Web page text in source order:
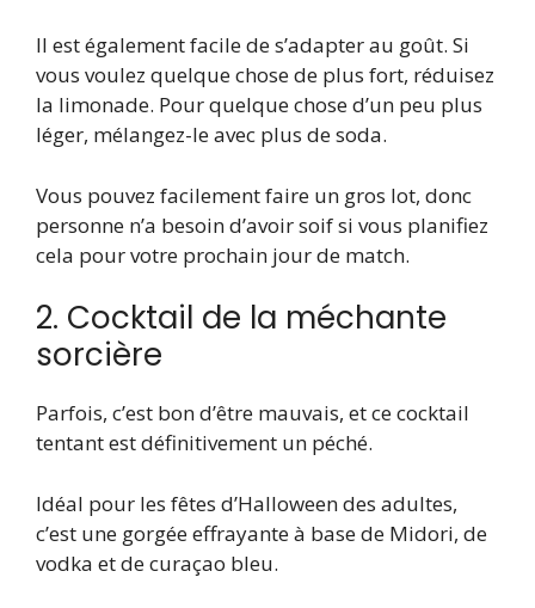
Il est également facile de s’adapter au goût. Si
vous voulez quelque chose de plus fort, réduisez
la limonade. Pour quelque chose d’un peu plus
léger, mélangez-le avec plus de soda.
Vous pouvez facilement faire un gros lot, donc
personne n’a besoin d’avoir soif si vous planifiez
cela pour votre prochain jour de match.
2. Cocktail de la méchante
sorcière
Parfois, c’est bon d’être mauvais, et ce cocktail
tentant est définitivement un péché.
Idéal pour les fêtes d’Halloween des adultes,
c’est une gorgée effrayante à base de Midori, de
vodka et de curaçao bleu.